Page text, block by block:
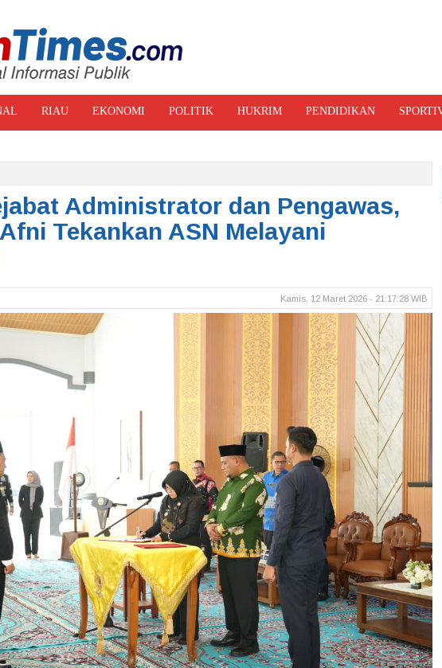
RIAU EKONOMI POLITIK HUKRIM PENDIDIKAN
Administrator dan Pengawas,
Tekankan ASN Melayani
Kamis, 12 Maret 2026 - 21:17:28 WIB